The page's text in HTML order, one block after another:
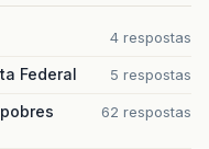
4 respostas
Federal 5 respostas
62 respostas